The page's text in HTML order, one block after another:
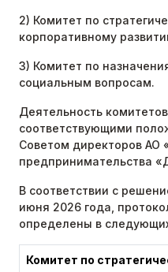
2) Комитет по
корпоративному
3) Комитет по
социальным вопросам.
Деятельность
соответствующими
Советом директоров АО
предпринимательства
В соответствии с
июня 2026 года,
определены в
Комитет по